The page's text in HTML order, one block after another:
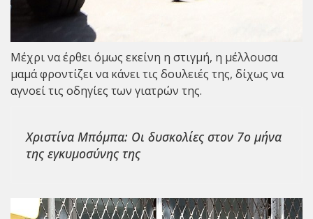
Μέχρι να έρθει όμως εκείνη η στιγμή, η μέλλουσα
μαμά φροντίζει να κάνει τις δουλειές της, δίχως να
αγνοεί τις οδηγίες των γιατρών της.
Χριστίνα Μπόμπα: Οι δυσκολίες στον 7ο μήνα
της εγκυμοσύνης της